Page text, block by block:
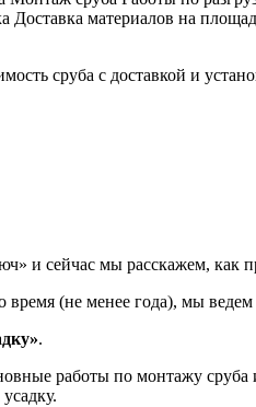
Доставка материалов на
сруба с доставкой и
и сейчас мы расскажем, как
время (не менее года), мы
.
работы по монтажу